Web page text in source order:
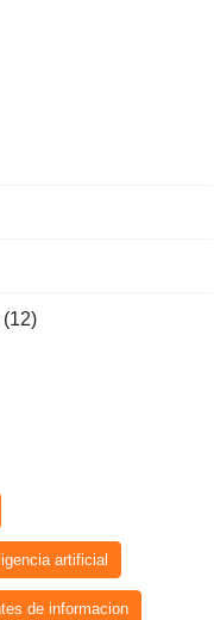
artificial
de informacion